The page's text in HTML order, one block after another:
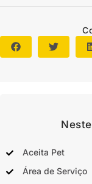
Aceita Pet
Área de Serviço